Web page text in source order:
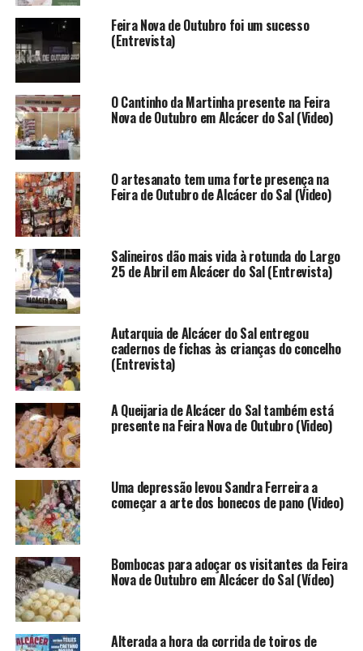
Feira Nova de Outubro foi um sucesso
(Entrevista)
O Cantinho da Martinha presente na Feira
Nova de Outubro em Alcácer do Sal (Video)
O artesanato tem uma forte presença na
Feira de Outubro de Alcácer do Sal (Video)
Salineiros dão mais vida à rotunda do Largo
25 de Abril em Alcácer do Sal (Entrevista)
Autarquia de Alcácer do Sal entregou
cadernos de fichas às crianças do concelho
(Entrevista)
A Queijaria de Alcácer do Sal também está
presente na Feira Nova de Outubro (Video)
Uma depressão levou Sandra Ferreira a
começar a arte dos bonecos de pano (Video)
Bombocas para adoçar os visitantes da Feira
Nova de Outubro em Alcácer do Sal (Vídeo)
Alterada a hora da corrida de toiros de